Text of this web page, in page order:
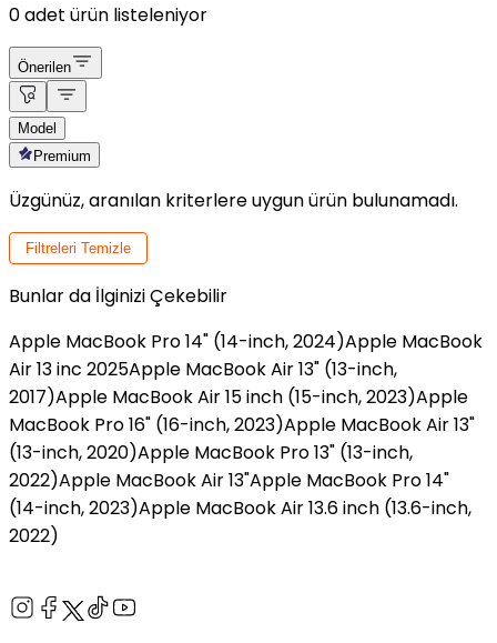
0 adet ürün listeleniyor
Önerilen
Model
Premium
Üzgünüz, aranılan kriterlere uygun ürün bulunamadı.
Filtreleri Temizle
Bunlar da İlginizi Çekebilir
Apple MacBook Pro 14" (14-inch, 2024)Apple MacBook
Air 13 inc 2025Apple MacBook Air 13" (13-inch,
2017)Apple MacBook Air 15 inch (15-inch, 2023)Apple
MacBook Pro 16" (16-inch, 2023)Apple MacBook Air 13"
(13-inch, 2020)Apple MacBook Pro 13" (13-inch,
2022)Apple MacBook Air 13"Apple MacBook Pro 14"
(14-inch, 2023)Apple MacBook Air 13.6 inch (13.6-inch,
2022)